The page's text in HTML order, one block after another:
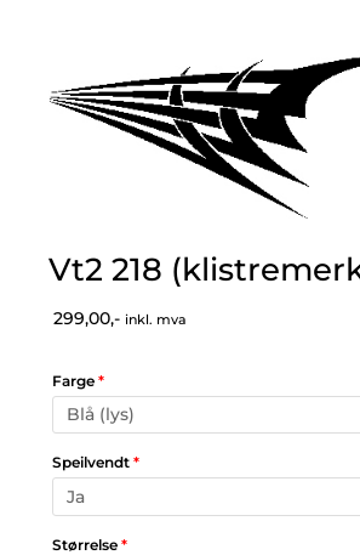
Vt2 218
299,00,- inkl. mva
Farge *
Speilvendt *
Størrelse *